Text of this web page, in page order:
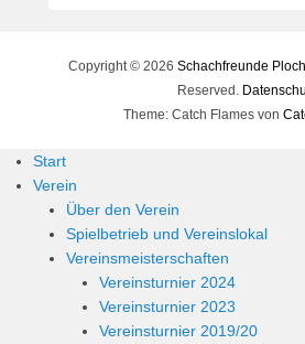
Copyright © 2026 Schachfreunde
Reserved.
Theme: Catch Flames von
Start
Verein
Über den Verein
Spielbetrieb und Vereinslokal
Vereinsmeisterschaften
Vereinsturnier 2024
Vereinsturnier 2023
Vereinsturnier 2019/20